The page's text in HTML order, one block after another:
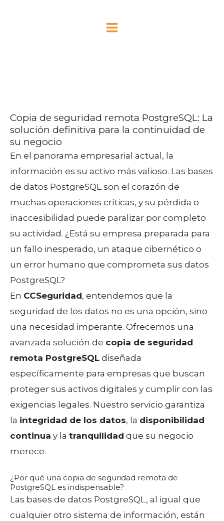
MENU
Copia de seguridad remota PostgreSQL: La
solución definitiva para la continuidad de
su negocio
En el panorama empresarial actual, la
información es su activo más valioso. Las bases
de datos PostgreSQL son el corazón de
muchas operaciones críticas, y su pérdida o
inaccesibilidad puede paralizar por completo
su actividad. ¿Está su empresa preparada para
un fallo inesperado, un ataque cibernético o
un error humano que comprometa sus datos
PostgreSQL?
En CCSeguridad, entendemos que la
seguridad de los datos no es una opción, sino
una necesidad imperante. Ofrecemos una
avanzada solución de copia de seguridad
remota PostgreSQL diseñada
específicamente para empresas que buscan
proteger sus activos digitales y cumplir con las
exigencias legales. Nuestro servicio garantiza
la integridad de los datos, la disponibilidad
continua y la tranquilidad que su negocio
merece.
¿Por qué una copia de seguridad remota de
PostgreSQL es indispensable?
Las bases de datos PostgreSQL, al igual que
cualquier otro sistema de información, están